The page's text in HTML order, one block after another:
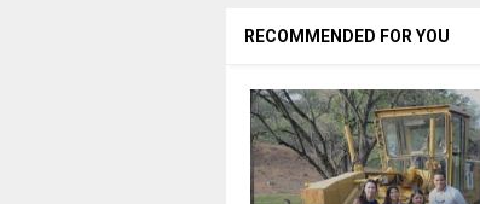
RECOMMENDED FOR YOU